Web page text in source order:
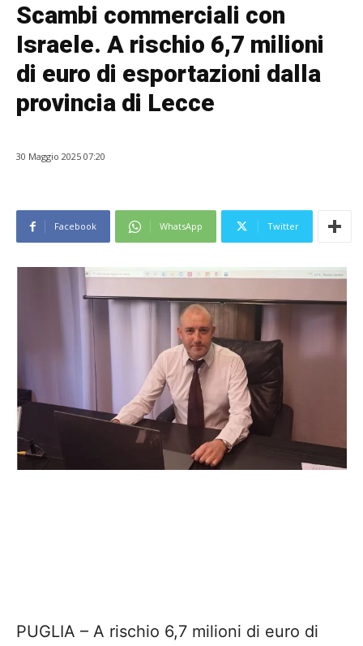
Scambi commerciali con
Israele. A rischio 6,7 milioni
di euro di esportazioni dalla
provincia di Lecce
30 Maggio 2025 07:20
Facebook WhatsApp Twitter
PUGLIA – A rischio 6,7 milioni di euro di